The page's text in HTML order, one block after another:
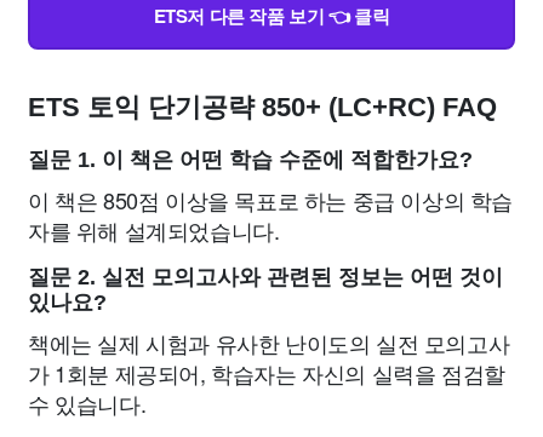
ETS저 다른 작품 보기 👈 클릭
ETS 토익 단기공략 850+ (LC+RC) FAQ
질문 1. 이 책은 어떤 학습 수준에 적합한가요?
이 책은 850점 이상을 목표로 하는 중급 이상의 학습
자를 위해 설계되었습니다.
질문 2. 실전 모의고사와 관련된 정보는 어떤 것이
있나요?
책에는 실제 시험과 유사한 난이도의 실전 모의고사
가 1회분 제공되어, 학습자는 자신의 실력을 점검할
수 있습니다.